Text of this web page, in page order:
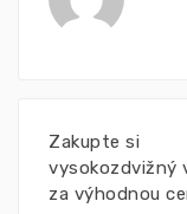
Zakupte si
vysokozdvižný
za výhodnou